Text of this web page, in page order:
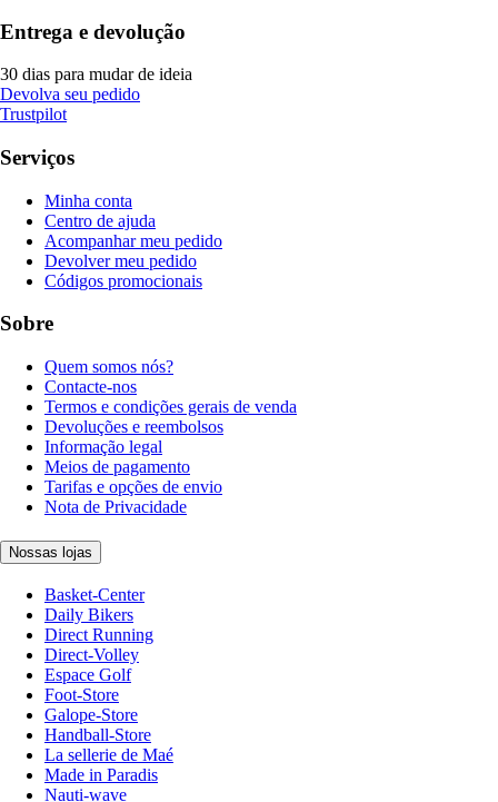
Entrega e devolução
30 dias para mudar de ideia
Devolva seu pedido
Trustpilot
Serviços
Minha conta
Centro de ajuda
Acompanhar meu pedido
Devolver meu pedido
Códigos promocionais
Sobre
Quem somos nós?
Contacte-nos
Termos e condições gerais de venda
Devoluções e reembolsos
Informação legal
Meios de pagamento
Tarifas e opções de envio
Nota de Privacidade
Nossas lojas
Basket-Center
Daily Bikers
Direct Running
Direct-Volley
Espace Golf
Foot-Store
Galope-Store
Handball-Store
La sellerie de Maé
Made in Paradis
Nauti-wave